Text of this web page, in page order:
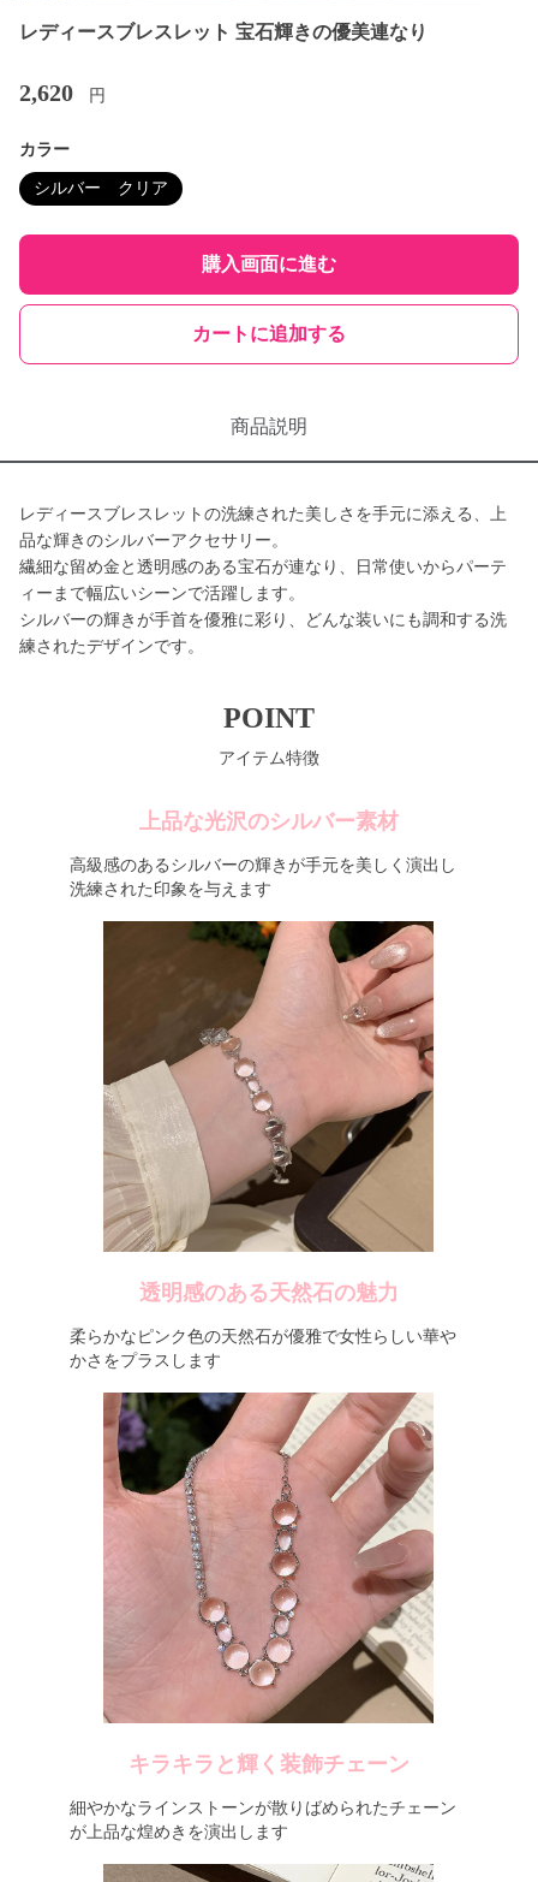
レディースブレスレット 宝石輝きの優美連なり
2,620 円
カラー
シルバー クリア
購入画面に進む
カートに追加する
商品説明
レディースブレスレットの洗練された美しさを手元に添える、上
品な輝きのシルバーアクセサリー。
繊細な留め金と透明感のある宝石が連なり、日常使いからパーテ
ィーまで幅広いシーンで活躍します。
シルバーの輝きが手首を優雅に彩り、どんな装いにも調和する洗
練されたデザインです。
POINT
アイテム特徴
上品な光沢のシルバー素材
高級感のあるシルバーの輝きが手元を美しく演出し
洗練された印象を与えます
透明感のある天然石の魅力
柔らかなピンク色の天然石が優雅で女性らしい華や
かさをプラスします
キラキラと輝く装飾チェーン
細やかなラインストーンが散りばめられたチェーン
が上品な煌めきを演出します